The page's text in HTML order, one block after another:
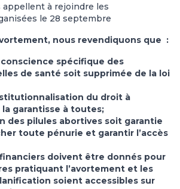
appellent à rejoindre les
le 28 septembre
nous revendiquons que :
spécifique des
de santé soit supprimée de la loi
du droit à
la garantisse à toutes;
des pilules abortives soit garantie
toute pénurie et garantir l’accès
doivent être donnés pour
pratiquant l’avortement et les
soient accessibles sur